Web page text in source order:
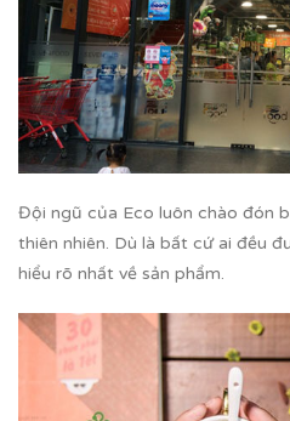
Đội ngũ của Eco luôn chào đón
thiên nhiên. Dù là bất cứ ai đều
hiểu rõ nhất về sản phẩm.